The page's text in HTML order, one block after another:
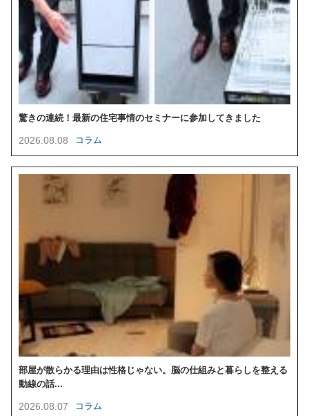
驚きの連続！最新の住宅事情のセミナーに参加してきました
2026.08.08 コラム
部屋が散らかる理由は性格じゃない。脳の仕組みと暮らしを整える
動線の話...
2026.08.07 コラム